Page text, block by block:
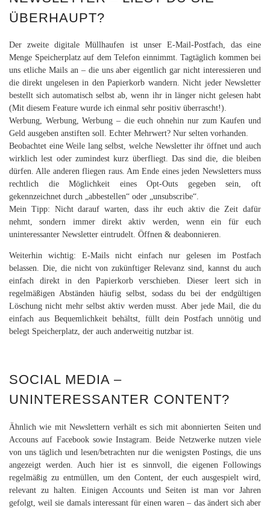
ÜBERHAUPT?
Der zweite digitale Müllhaufen ist unser E-Mail-Postfach, das eine
Menge Speicherplatz auf dem Telefon einnimmt. Tagtäglich kommen bei
uns etliche Mails an – die uns aber eigentlich gar nicht interessieren und
die direkt ungelesen in den Papierkorb wandern. Nicht jeder Newsletter
bestellt sich automatisch selbst ab, wenn ihr in länger nicht gelesen habt
(Mit diesem Feature wurde ich einmal sehr positiv überrascht!).
Werbung, Werbung, Werbung – die euch ohnehin nur zum Kaufen und
Geld ausgeben anstiften soll. Echter Mehrwert? Nur selten vorhanden.
Beobachtet eine Weile lang selbst, welche Newsletter ihr öffnet und auch
wirklich lest oder zumindest kurz überfliegt. Das sind die, die bleiben
dürfen. Alle anderen fliegen raus. Am Ende eines jeden Newsletters muss
rechtlich die Möglichkeit eines Opt-Outs gegeben sein, oft
gekennzeichnet durch „abbestellen“ oder „unsubscribe“.
Mein Tipp: Nicht darauf warten, dass ihr euch aktiv die Zeit dafür
nehmt, sondern immer direkt aktiv werden, wenn ein für euch
uninteressanter Newsletter eintrudelt. Öffnen & deabonnieren.
Weiterhin wichtig: E-Mails nicht einfach nur gelesen im Postfach
belassen. Die, die nicht von zukünftiger Relevanz sind, kannst du auch
einfach direkt in den Papierkorb verschieben. Dieser leert sich in
regelmäßigen Abständen häufig selbst, sodass du bei der endgültigen
Löschung nicht mehr selbst aktiv werden musst. Aber jede Mail, die du
einfach aus Bequemlichkeit behältst, füllt dein Postfach unnötig und
belegt Speicherplatz, der auch anderweitig nutzbar ist.
SOCIAL MEDIA –
UNINTERESSANTER CONTENT?
Ähnlich wie mit Newslettern verhält es sich mit abonnierten Seiten und
Accouns auf Facebook sowie Instagram. Beide Netzwerke nutzen viele
von uns täglich und lesen/betrachten nur die wenigsten Postings, die uns
angezeigt werden. Auch hier ist es sinnvoll, die eigenen Followings
regelmäßig zu entmüllen, um den Content, der euch ausgespielt wird,
relevant zu halten. Einigen Accounts und Seiten ist man vor Jahren
gefolgt, weil sie damals interessant für einen waren – das ändert sich aber